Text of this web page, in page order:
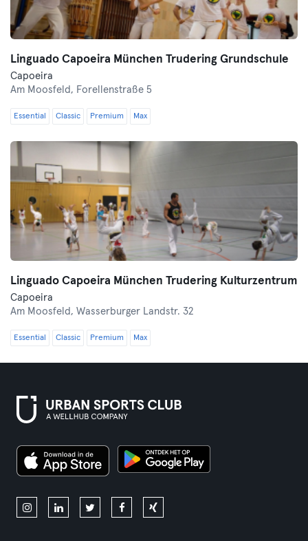
Linguado Capoeira München Trudering Grundschule
Capoeira
Am Moosfeld, Forellenstraße 5
Essential Classic Premium Max
Linguado Capoeira München Trudering Kulturzentrum
Capoeira
Am Moosfeld, Wasserburger Landstr. 32
Essential Classic Premium Max